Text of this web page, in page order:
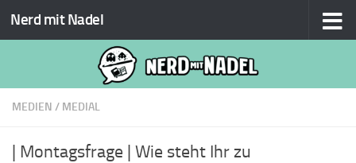
Zum Inhalt springen
Nerd mit Nadel
MEDIEN / MEDIAL
| Montagsfrage | Wie steht Ihr zu